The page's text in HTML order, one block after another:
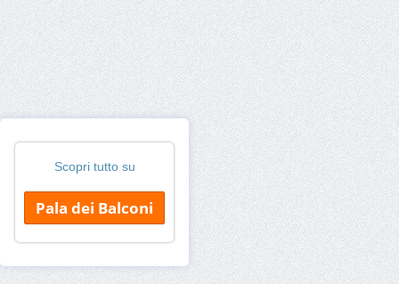
Scopri tutto su
Pala dei Balconi